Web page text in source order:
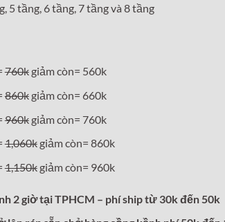
5 tầng, 6 tầng, 7 tầng và 8 tầng
760kgiảm còn= 560k
860kgiảm còn= 660k
960kgiảm còn= 760k
1,060kgiảm còn= 860k
1,150kgiảm còn= 960k
2 giờ tại TPHCM – phí ship từ 30k đến 50k